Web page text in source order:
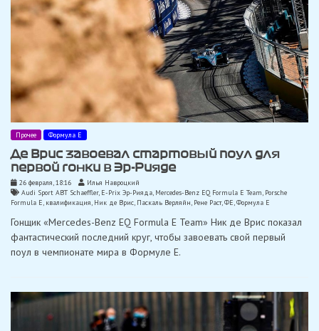
Прочее Формула Е
Де Врис завоевал стартовый поул для
первой гонки в Эр-Рияде
26 февраля, 18:16
Илья Навроцкий
Audi Sport ABT Schaeffler, E-Prix Эр-Рияда, Mercedes-Benz EQ Formula E Team, Porsche
Formula E, квалификация, Ник де Врис, Паскаль Верляйн, Рене Раст,ФЕ,Формула Е
Гонщик «Mercedes-Benz EQ Formula E Team» Ник де Врис показал
фантастический последний круг, чтобы завоевать свой первый
поул в чемпионате мира в Формуле Е.